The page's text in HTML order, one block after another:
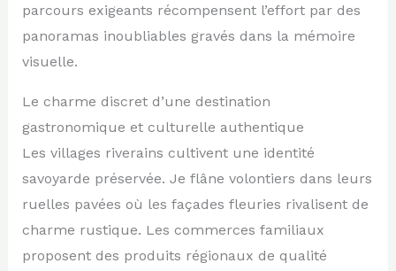
parcours exigeants récompensent l’effort par des
panoramas inoubliables gravés dans la mémoire
visuelle.
Le charme discret d’une destination
gastronomique et culturelle authentique
Les villages riverains cultivent une identité
savoyarde préservée. Je flâne volontiers dans leurs
ruelles pavées où les façades fleuries rivalisent de
charme rustique. Les commerces familiaux
proposent des produits régionaux de qualité